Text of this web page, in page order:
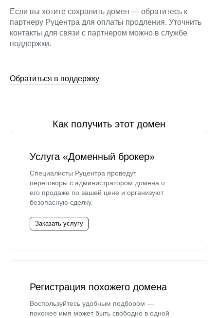
Если вы хотите сохранить домен — обратитесь к
партнеру Руцентра для оплаты продления. Уточнить
контакты для связи с партнером можно в службе
поддержки.
Обратиться в поддержку
Как получить этот домен
Услуга «Доменный брокер»
Специалисты Руцентра проведут
переговоры с администратором домена о
его продаже по вашей цене и организуют
безопасную сделку.
Заказать услугу
Регистрация похожего домена
Воспользуйтесь удобным подбором —
похожее имя может быть свободно в одной